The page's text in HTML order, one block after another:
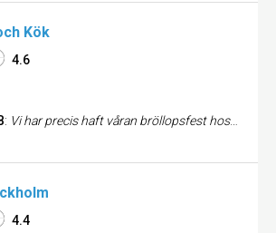
Kök
4.6
: Vi har precis haft våran bröllopsfest hos Två Grabbar och Kök, och vi är supernöjda med allt. Från början till slut så har Christian hjälpt oss med allt på ett utomordentligt sätt. Vi valde den Karibiska buffén som var fantastiskt god då den både var en fröjd för ögat och magen :). Anpassningsbar och väldigt central lokal som passar alla. Vi kommer definitivt att boka igen och även några av våra gäster funderar på att ha sina fester där. Kan högt rekommendera Två Grabbar och Kök till alla. Tusen tack för en härlig bröllopsfest!
4.4